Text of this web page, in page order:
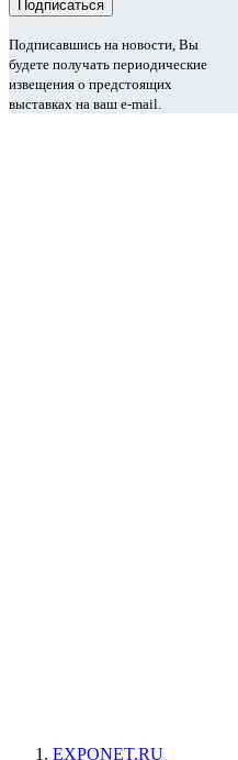
Подписавшись на новости, Вы
будете получать периодические
извещения о предстоящих
выставках на ваш e-mail.
EXPONET.RU